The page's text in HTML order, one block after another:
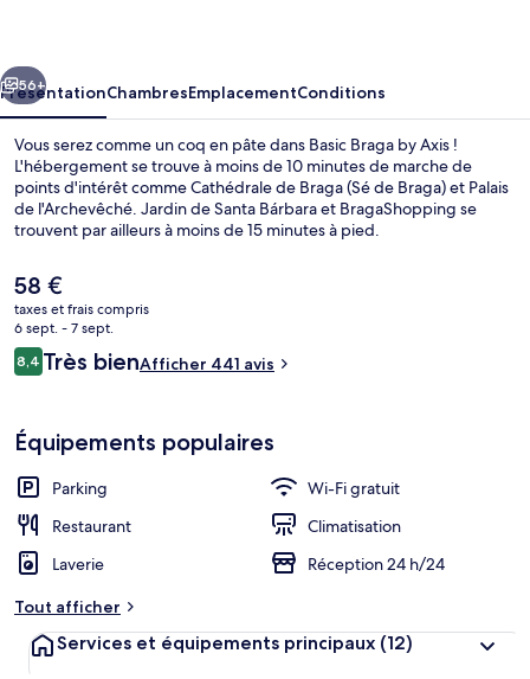
Suivant
56+
PrésentationChambresEmplacementConditions
Vous serez comme un coq en pâte dans Basic Braga by Axis !
L'hébergement se trouve à moins de 10 minutes de marche de
points d'intérêt comme Cathédrale de Braga (Sé de Braga) et Palais
de l'Archevêché. Jardin de Santa Bárbara et BragaShopping se
trouvent par ailleurs à moins de 15 minutes à pied.
Le
prix
actuel
est
de
58 €
taxes et frais compris
6 sept. - 7 sept.
Avis
voyageurs
8,48,4 sur 10
Très bienAfficher 441 avis
Équipements populaires
Parking
Wi-Fi gratuit
Restaurant
Climatisation
Laverie
Réception 24 h/24
Tout afficher
Services et équipements principaux (12)